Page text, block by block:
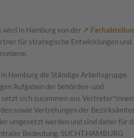
wird in Hamburg von der ↗
für strategische Entwicklungen und
Hamburg die Ständige Arbeitsgruppe
Aufgaben der behörden- und
sich zusammen aus Vertreter*innen
sowie Vertretungen der
umgesetzt werden und sind daher für
Bedeutung. SUCHT.HAMBURG